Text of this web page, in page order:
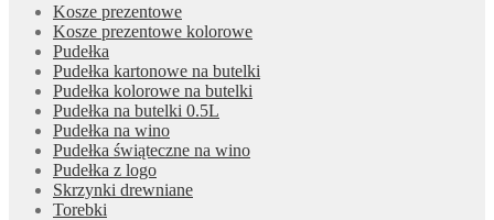
Kosze prezentowe
Kosze prezentowe kolorowe
Pudełka
Pudełka kartonowe na butelki
Pudełka kolorowe na butelki
Pudełka na butelki 0.5L
Pudełka na wino
Pudełka świąteczne na wino
Pudełka z logo
Skrzynki drewniane
Torebki